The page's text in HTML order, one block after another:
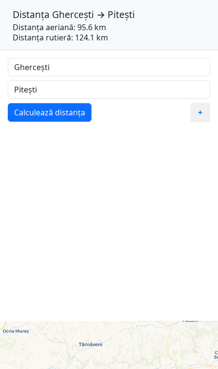
Distanța Ghercești → Pitești
Distanța aeriană: 95.6 km
Distanța rutieră: 124.1 km
Calculează distanța +